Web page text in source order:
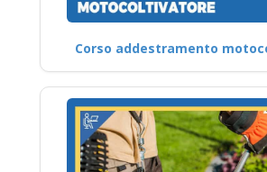
Corso addestramento